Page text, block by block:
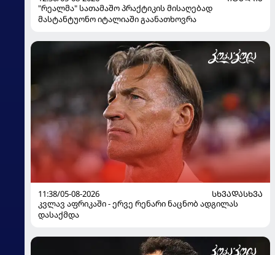
"რეალმა" სათამაშო პრაქტიკის მისაღებად
მასტანტუონო იტალიაში გაანათხოვრა
11:38/05-08-2026
ᲡᲮᲕᲐᲓᲐᲡᲮᲕᲐ
კვლავ აფრიკაში - ერვე რენარი ნაცნობ ადგილას
დასაქმდა